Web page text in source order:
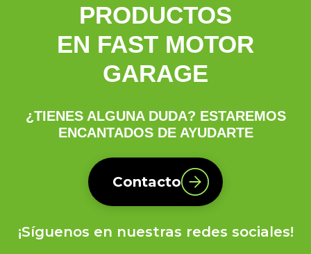
PRODUCTOS
EN FAST MOTOR
GARAGE
¿TIENES ALGUNA DUDA? ESTAREMOS
ENCANTADOS DE AYUDARTE
Contacto
¡Síguenos en nuestras redes sociales!